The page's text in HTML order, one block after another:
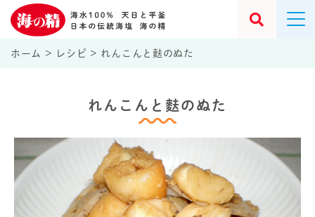
ホーム > レシピ > れんこんと麩のぬた
れんこんと麩のぬた